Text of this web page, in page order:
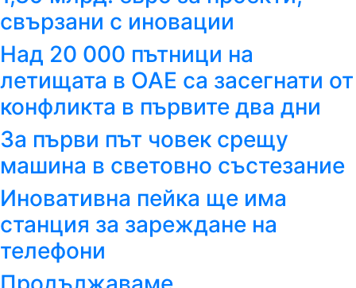
свързани с иновации
Над 20 000 пътници на
летищата в ОАЕ са засегнати от
конфликта в първите два дни
За първи път човек срещу
машина в световно състезание
Иновативна пейка ще има
станция за зареждане на
телефони